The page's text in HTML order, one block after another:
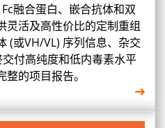
融合蛋白、嵌合抗体和双
灵活及高性价比的定制重组
(或VH/VL) 序列信息、杂交
付高纯度和低内毒素水平
的项目报告。